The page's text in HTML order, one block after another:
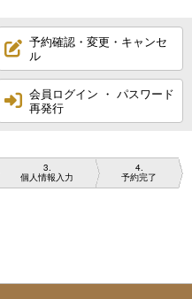
予約確認・変更・キャンセ
ル
会員ログイン ・ パスワード
再発行
3
個人情報入力
4
予約完了